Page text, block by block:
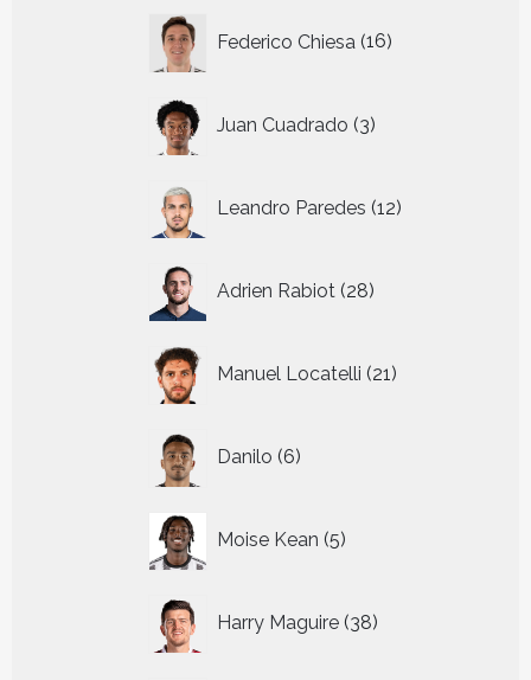
Federico Chiesa 16
producten
Juan Cuadrado 3
producten
Leandro Paredes 12
producten
Adrien Rabiot 28
producten
Manuel Locatelli 21
producten
Danilo 6
producten
Moise Kean 5
producten
Harry Maguire 38
producten